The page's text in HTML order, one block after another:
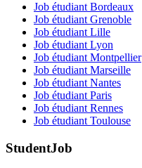
Job étudiant Bordeaux
Job étudiant Grenoble
Job étudiant Lille
Job étudiant Lyon
Job étudiant Montpellier
Job étudiant Marseille
Job étudiant Nantes
Job étudiant Paris
Job étudiant Rennes
Job étudiant Toulouse
StudentJob